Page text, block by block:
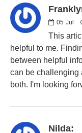
05 Jul
This
helpful to me.
between helpful
can be challenging
both. I'm looking
Nilda: